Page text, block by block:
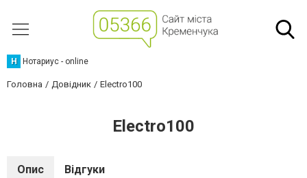
Н Нотариус - online
Головна Довідник Electro100
Electro100
Опис Відгуки